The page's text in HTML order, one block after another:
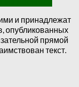
и принадлежат
опубликованных
прямой
текст.